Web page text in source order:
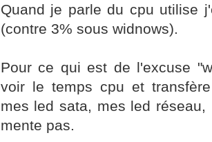
Quand je parle du cpu utilise
(contre 3% sous widnows).
Pour ce qui est de l'excuse
voir le temps cpu et
mes led sata, mes led réseau,
mente pas.